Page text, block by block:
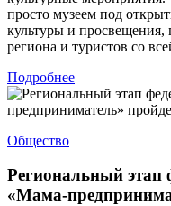
просто музеем под
культуры и просвещения,
региона и туристов со
Подробнее
Общество
Региональный
«Мама-